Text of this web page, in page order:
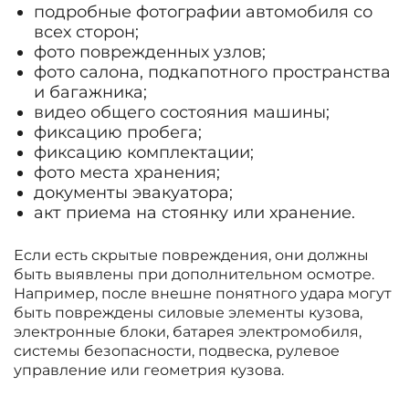
подробные фотографии автомобиля со
всех сторон;
фото поврежденных узлов;
фото салона, подкапотного пространства
и багажника;
видео общего состояния машины;
фиксацию пробега;
фиксацию комплектации;
фото места хранения;
документы эвакуатора;
акт приема на стоянку или хранение.
Если есть скрытые повреждения, они должны
быть выявлены при дополнительном осмотре.
Например, после внешне понятного удара могут
быть повреждены силовые элементы кузова,
электронные блоки, батарея электромобиля,
системы безопасности, подвеска, рулевое
управление или геометрия кузова.